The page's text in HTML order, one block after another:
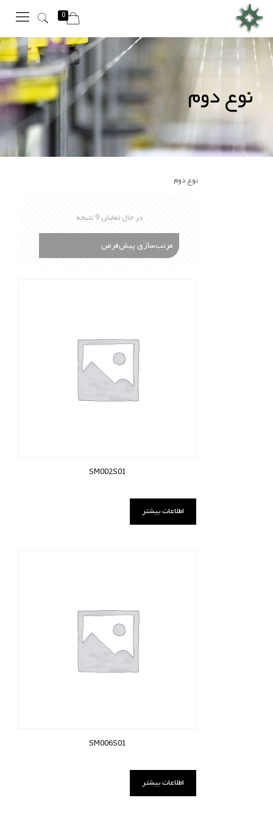
0
نوع دوم
نوع دوم
در حال نمایش 9 نتیجه
SM002S01
اطلاعات بیشتر
SM006S01
اطلاعات بیشتر